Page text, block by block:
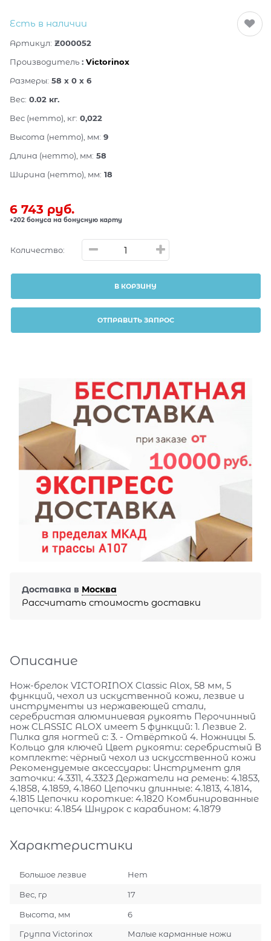
Есть в наличии
Артикул: Z000052
Производитель : Victorinox
Размеры: 58 x 0 x 6
Вес: 0.02 кг.
Вес (нетто), кг: 0,022
Высота (нетто), мм: 9
Длина (нетто), мм: 58
Ширина (нетто), мм: 18
6 743 руб.
+202 бонуса на бонусную карту
Количество:
В КОРЗИНУ
ОТПРАВИТЬ ЗАПРОС
Доставка в Москва
Рассчитать стоимость доставки
Описание
Нож-брелок VICTORINOX Classic Alox, 58 мм, 5
функций, чехол из искуственной кожи, лезвие и
инструменты из нержавеющей стали,
серебристая алюминиевая рукоять Перочинный
нож CLASSIC ALOX имеет 5 функций: 1. Лезвие 2.
Пилка для ногтей с: 3. - Отвёрткой 4. Ножницы 5.
Кольцо для ключей Цвет рукояти: серебристый В
комплекте: чёрный чехол из искусственной кожи
Рекомендуемые аксессуары: Инструмент для
заточки: 4.3311, 4.3323 Держатели на ремень: 4.1853,
4.1858, 4.1859, 4.1860 Цепочки длинные: 4.1813, 4.1814,
4.1815 Цепочки короткие: 4.1820 Комбинированные
цепочки: 4.1854 Шнурок с карабином: 4.1879
Характеристики
Большое лезвие Нет
Вес, гр 17
Высота, мм 6
Группа Victorinox Малые карманные ножи